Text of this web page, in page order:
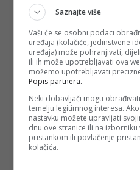
Saznajte više
Vaši će se osobni podaci
uređaja (kolačiće, jedinstvene
uređaja) može pohranjivati,
ili ih može upotrebljavati ova
možemo upotrebljavati
Popis partnera.
Neki dobavljači mogu
temelju legitimnog interesa.
nastavku možete upravljati
dnu ove stranice ili na
pristankom ili povlačenje
kolačića.